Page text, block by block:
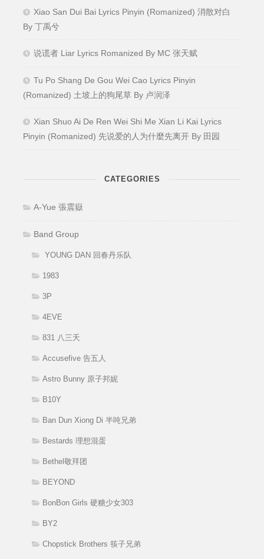
Xiao San Dui Bai Lyrics Pinyin (Romanized) 消散对白
By 丁禹兮
说谎者 Liar Lyrics Romanized By MC 张天赋
Tu Po Shang De Gou Wei Cao Lyrics Pinyin
(Romanized) 土坡上的狗尾草 By 卢润泽
Xian Shuo Ai De Ren Wei Shi Me Xian Li Kai Lyrics
Pinyin (Romanized) 先说爱的人为什麼先离开 By 田园
CATEGORIES
A-Yue 張震嶽
Band Group
YOUNG DAN 回春丹乐队
1983
3P
4EVE
831 八三夭
Accusefive 告五人
Astro Bunny 原子邦妮
B10Y
Ban Dun Xiong Di 半吨兄弟
Bestards 理想混蛋
Bethel敬拜团
BEYOND
BonBon Girls 硬糖少女303
BY2
Chopstick Brothers 筷子兄弟